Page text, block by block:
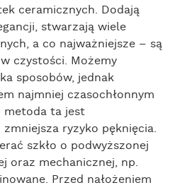
ceramicznych. Dodają
stwarzają wiele
a co najważniejsze – są
czystości. Możemy
sposobów, jednak
najmniej czasochłonnym
metoda ta jest
zmniejsza ryzyko pęknięcia.
szkło o podwyższonej
oraz mechanicznej, np.
Przed nałożeniem